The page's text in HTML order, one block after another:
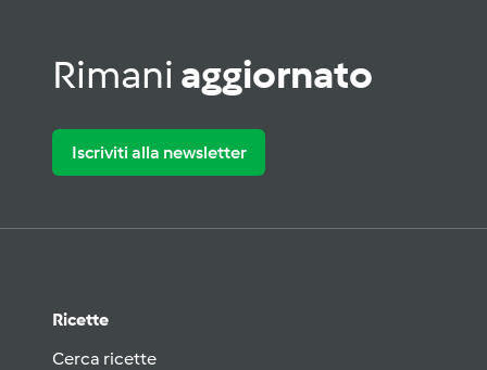
Rimani aggiornato
Iscriviti alla newsletter
Ricette
Cerca ricette